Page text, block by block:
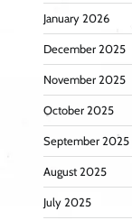
January 2026
December 2025
November 2025
October 2025
September 2025
August 2025
July 2025